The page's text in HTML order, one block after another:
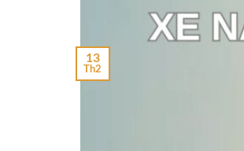
13
Th2